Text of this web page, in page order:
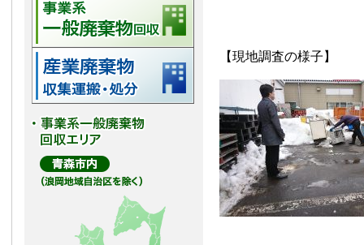
【現地調査の様子】